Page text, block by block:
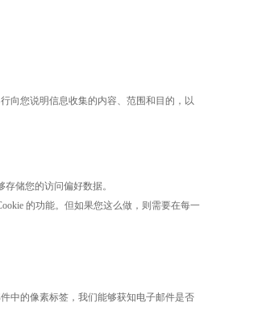
向您说明信息收集的内容、范围和目的，以
储您的访问偏好数据。
的功能。但如果您这么做，则需要在每一
中的像素标签，我们能够获知电子邮件是否